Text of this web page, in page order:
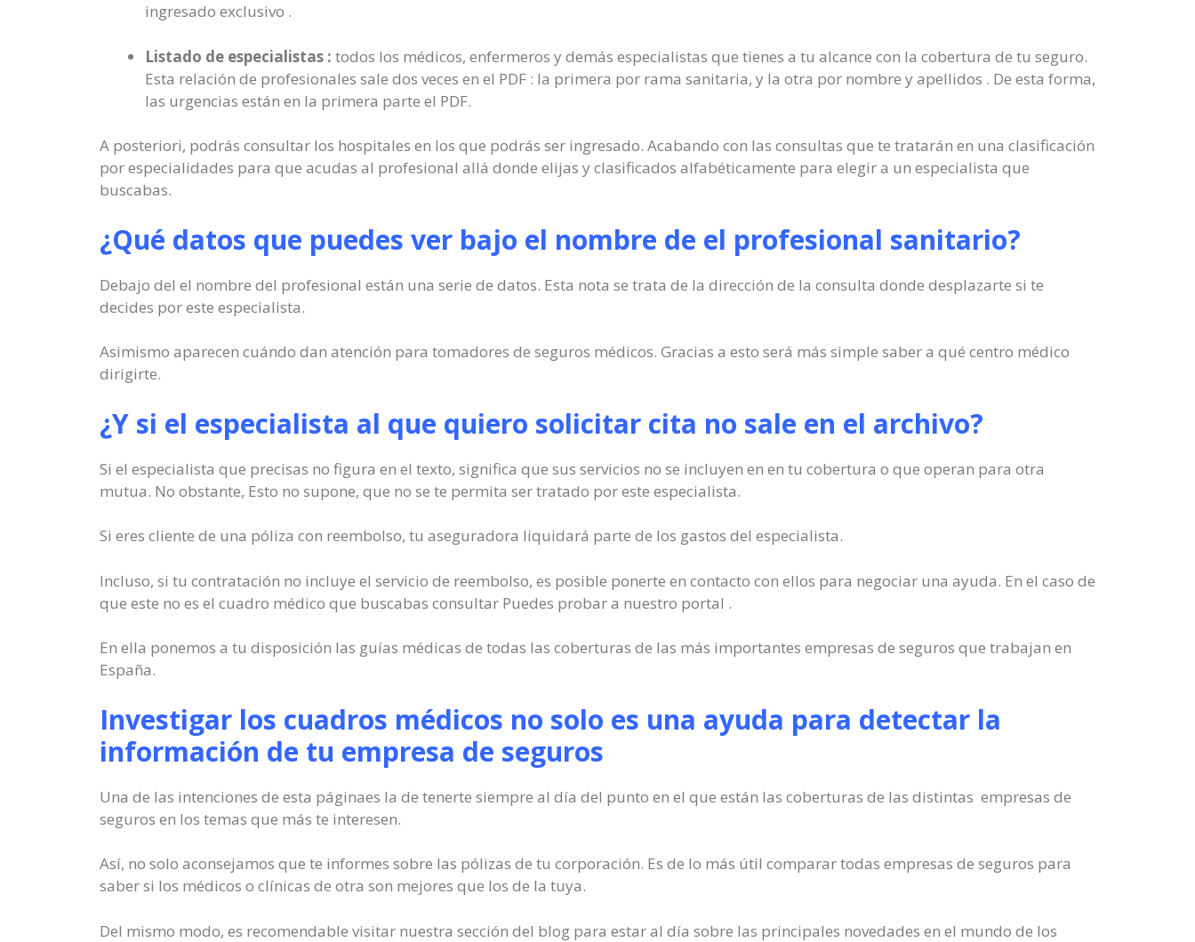
ingresado exclusivo .
Listado de especialistas : todos los médicos, enfermeros y demás especialistas que tienes a tu alcance con la cobertura de tu seguro.
Esta relación de profesionales sale dos veces en el PDF : la primera por rama sanitaria, y la otra por nombre y apellidos . De esta forma,
las urgencias están en la primera parte el PDF.
A posteriori, podrás consultar los hospitales en los que podrás ser ingresado. Acabando con las consultas que te tratarán en una clasificación
por especialidades para que acudas al profesional allá donde elijas y clasificados alfabéticamente para elegir a un especialista que
buscabas.
¿Qué datos que puedes ver bajo el nombre de el profesional sanitario?
Debajo del el nombre del profesional están una serie de datos. Esta nota se trata de la dirección de la consulta donde desplazarte si te
decides por este especialista.
Asimismo aparecen cuándo dan atención para tomadores de seguros médicos. Gracias a esto será más simple saber a qué centro médico
dirigirte.
¿Y si el especialista al que quiero solicitar cita no sale en el archivo?
Si el especialista que precisas no figura en el texto, significa que sus servicios no se incluyen en en tu cobertura o que operan para otra
mutua. No obstante, Esto no supone, que no se te permita ser tratado por este especialista.
Si eres cliente de una póliza con reembolso, tu aseguradora liquidará parte de los gastos del especialista.
Incluso, si tu contratación no incluye el servicio de reembolso, es posible ponerte en contacto con ellos para negociar una ayuda. En el caso de
que este no es el cuadro médico que buscabas consultar Puedes probar a nuestro portal .
En ella ponemos a tu disposición las guías médicas de todas las coberturas de las más importantes empresas de seguros que trabajan en
España.
Investigar los cuadros médicos no solo es una ayuda para detectar la
información de tu empresa de seguros
Una de las intenciones de esta páginaes la de tenerte siempre al día del punto en el que están las coberturas de las distintas empresas de
seguros en los temas que más te interesen.
Así, no solo aconsejamos que te informes sobre las pólizas de tu corporación. Es de lo más útil comparar todas empresas de seguros para
saber si los médicos o clínicas de otra son mejores que los de la tuya.
Del mismo modo, es recomendable visitar nuestra sección del blog para estar al día sobre las principales novedades en el mundo de los